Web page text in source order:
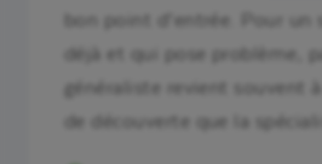
bon point d’entrée. Pour un
déjà et qui pose problème,
généraliste revient souvent
de découverte que la